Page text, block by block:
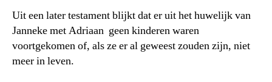
Uit een later testament blijkt dat er uit het huwelijk van
Janneke met Adriaan geen kinderen waren
voortgekomen of, als ze er al geweest zouden zijn, niet
meer in leven.